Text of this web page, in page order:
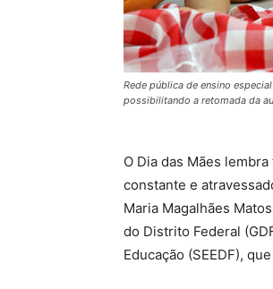
Rede pública de ensino
possibilitando a retomada da
O Dia das Mães
constante e
Maria Magalhães
do Distrito Federal
Educação (SEEDF),